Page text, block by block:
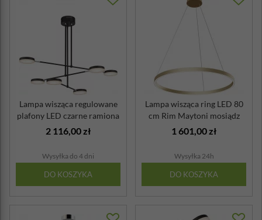
Lampa wisząca regulowane
plafony LED czarne ramiona
Fad M...
2 116,00 zł
Wysyłka do 4 dni
DO KOSZYKA
Lampa wisząca ring LED 80
cm Rim Maytoni mosiądz
1 601,00 zł
Wysyłka 24h
DO KOSZYKA